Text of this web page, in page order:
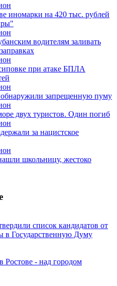
иномарки на 420 тыс. рублей
водителям заливать
при атаке БПЛА
запрещенную пуму
двух туристов. Один погиб
за нацистское
школьницу, жестоко
список кандидатов от
в Государственную Думу
- над городом